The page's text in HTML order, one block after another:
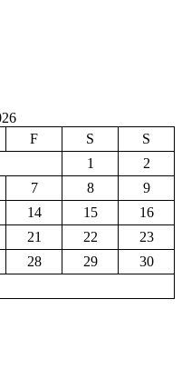
F S
S
1
2
7 8
9
14 15
16
21 22
23
28 29
30